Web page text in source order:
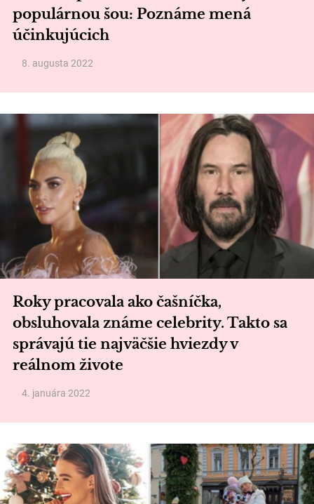
populárnou šou: Poznáme mená
účinkujúcich
8. augusta 2022
Roky pracovala ako čašníčka,
obsluhovala známe celebrity. Takto sa
správajú tie najväčšie hviezdy v
reálnom živote
4. januára 2022